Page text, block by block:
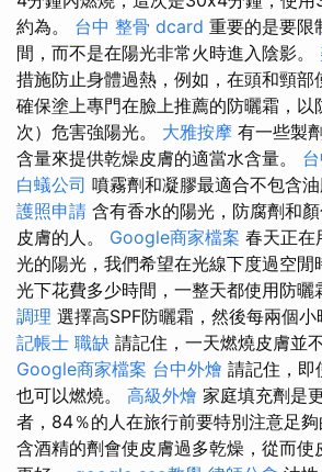
約為。 台中 整骨 dcard 重要的是要限
間，而不是在陽光非常火時進入陰影。
措施防止身體過熱，例如，在頭和頸部
確保塗上專門在臉上推薦的防曬霜，以
次）危害強陽光。 大雅按摩 有一些製
含量來提供乾燥皮膚的適當水含量。
白蟻公司 噴霧劑和凝膠最適合不包含油
護照申請 含有香水的陽光，防腐劑和
皮膚的人。 Google商家檔案 春天正在
光的陽光，我們希望在光線下度過空閒
光下花費多少時間，一整天都使用防曬
調理 選擇高SPF防曬霜，然後每兩個小
記帳士 職缺 請記住，一天燃燒皮膚並
Google商家檔案 台中外燴 請記住，即
也可以燃燒。 高級外燴 家庭填充劑是
者，84％的人在旅行前要特別注意足夠
含酒精的劑會使皮膚過多乾燥，從而使